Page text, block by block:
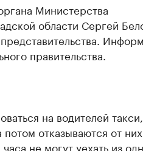
Министерства
области Сергей
правительства.
на водителей такси,
отказываются от
не могут уехать из